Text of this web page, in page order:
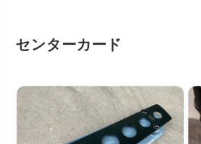
センターカード